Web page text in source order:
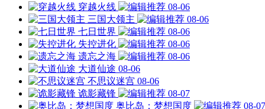
穿越火线
08-06
三国大领主
08-06
七日世界
08-06
失控进化
08-06
遗忘之海
08-06
大道仙途 08-06
不思议迷宫 08-06
诡影藏锋
08-07
奥比岛：梦想国度
08-07